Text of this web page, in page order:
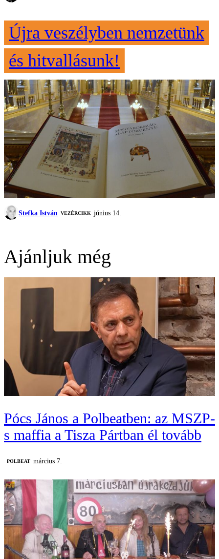
Újra veszélyben nemzetünk
és hitvallásunk!
Stefka István VEZÉRCIKK június 14.
Ajánljuk még
Pócs János a Polbeatben: az MSZP-
s maffia a Tisza Pártban él tovább
‎POLBEAT március 7.